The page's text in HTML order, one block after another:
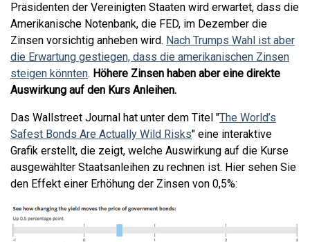
Präsidenten der Vereinigten Staaten wird erwartet, dass die
Amerikanische Notenbank, die FED, im Dezember die
Zinsen vorsichtig anheben wird. Nach Trumps Wahl ist aber
die Erwartung gestiegen, dass die amerikanischen Zinsen
steigen könnten. Höhere Zinsen haben aber eine direkte
Auswirkung auf den Kurs Anleihen.
Das Wallstreet Journal hat unter dem Titel "The World’s
Safest Bonds Are Actually Wild Risks" eine interaktive
Grafik erstellt, die zeigt, welche Auswirkung auf die Kurse
ausgewählter Staatsanleihen zu rechnen ist. Hier sehen Sie
den Effekt einer Erhöhung der Zinsen von 0,5%: